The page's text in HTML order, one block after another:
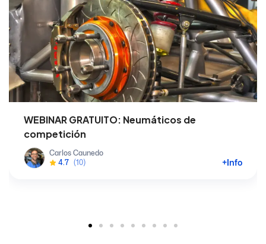
WEBINAR GRATUITO: Neumáticos de
competición
Carlos Caunedo
4.7 (10) +Info